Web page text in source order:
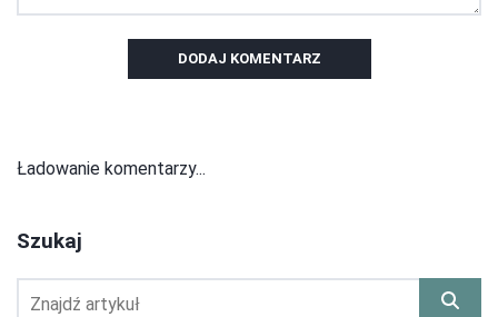
DODAJ KOMENTARZ
Ładowanie komentarzy...
Szukaj